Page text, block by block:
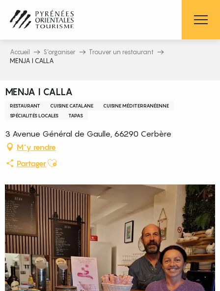
contenu
principal
Accueil S’organiser
Trouver un restaurant
MENJA I CALLA
MENJA I CALLA
RESTAURANT CUISINE CATALANE
CUISINE MÉDITERRANÉENNE
SPÉCIALITÉS LOCALES
TAPAS
3 Avenue Général de Gaulle, 66290 Cerbère
M'y rendre
PartagerAjouter aux favoris